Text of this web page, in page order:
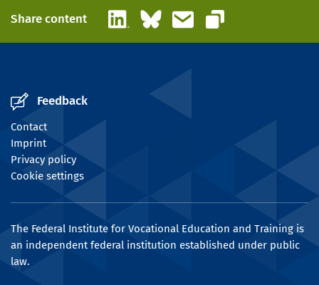
Share content LinkedInBlueskyEmail
Copy link
Feedback
Contact
Imprint
Privacy policy
Cookie settings
The Federal Institute for Vocational Education and Training is
an independent federal institution established under public
law.